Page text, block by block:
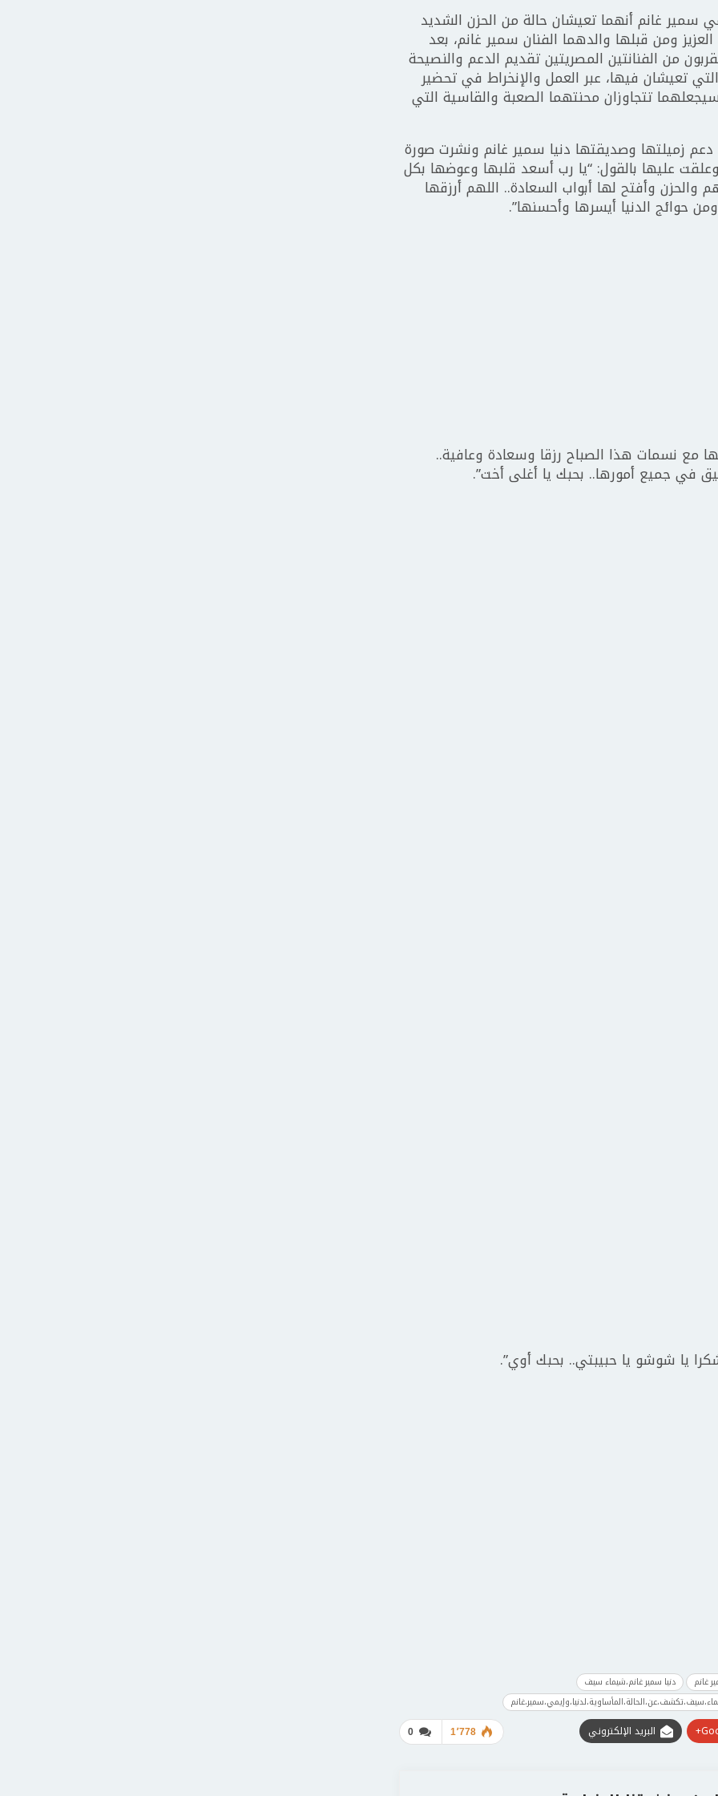
غانم أنهما تعيشان حالة من الحزن الشديد
ومن قبلها والدهما الفنان سمير غانم، بعد
من الفنانتين المصريتين تقديم الدعم والنصيحة
تعيشان فيها، عبر العمل والإنخراط في تحضير
تتجاوزان محنتهما الصعبة والقاسية التي
زميلتها وصديقتها دنيا سمير غانم ونشرت صورة
عليها بالقول: “يا رب أسعد قلبها وعوضها بكل
والحزن وأفتح لها أبواب السعادة.. اللهم أرزقها
حوائج الدنيا أيسرها وأحسنها”.
مع نسمات هذا الصباح رزقا وسعادة وعافية..
في جميع أمورها.. بحبك يا أغلى أخت”.
يا شوشو يا حبيبتي.. بحبك أوي”.
غانم
دنيا سمير غانم،شيماء سيف
0 1٬778 البريد الإلكتروني